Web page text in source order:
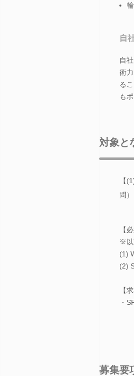
自
自
術
る
も
対象と
【
問
【
※以
(1)
(2)
【
・
募集要